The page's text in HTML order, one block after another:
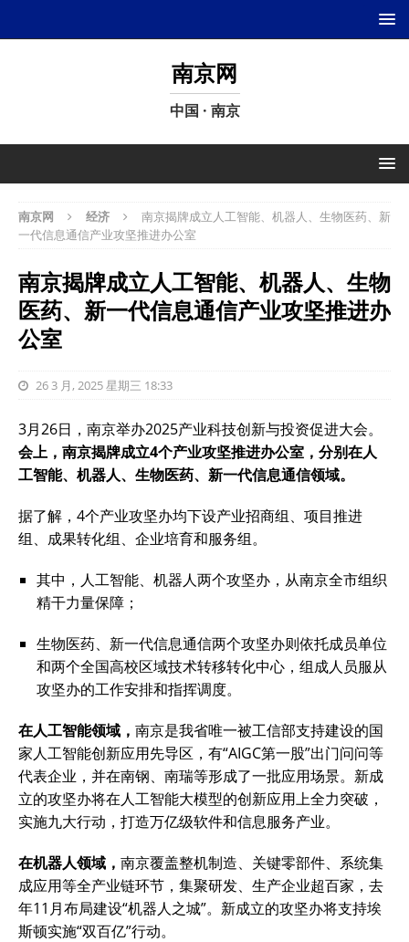
南京网
中国 · 南京
南京网 经济
南京揭牌成立人工智能、机器人、生物医药、新
一代信息通信产业攻坚推进办公室
南京揭牌成立人工智能、机器人、生物
医药、新一代信息通信产业攻坚推进办
公室
26 3 月, 2025 星期三 18:33
3月26日，南京举办2025产业科技创新与投资促进大会。
会上，南京揭牌成立4个产业攻坚推进办公室，分别在人
工智能、机器人、生物医药、新一代信息通信领域。
据了解，4个产业攻坚办均下设产业招商组、项目推进
组、成果转化组、企业培育和服务组。
其中，人工智能、机器人两个攻坚办，从南京全市组织
精干力量保障；
生物医药、新一代信息通信两个攻坚办则依托成员单位
和两个全国高校区域技术转移转化中心，组成人员服从
攻坚办的工作安排和指挥调度。
在人工智能领域， 南京是我省唯一被工信部支持建设的国
家人工智能创新应用先导区，有“AIGC第一股”出门问问等
代表企业，并在南钢、南瑞等形成了一批应用场景。新成
立的攻坚办将在人工智能大模型的创新应用上全力突破，
实施九大行动，打造万亿级软件和信息服务产业。
在机器人领域， 南京覆盖整机制造、关键零部件、系统集
成应用等全产业链环节，集聚研发、生产企业超百家，去
年11月布局建设“机器人之城”。新成立的攻坚办将支持埃
斯顿实施“双百亿”行动。